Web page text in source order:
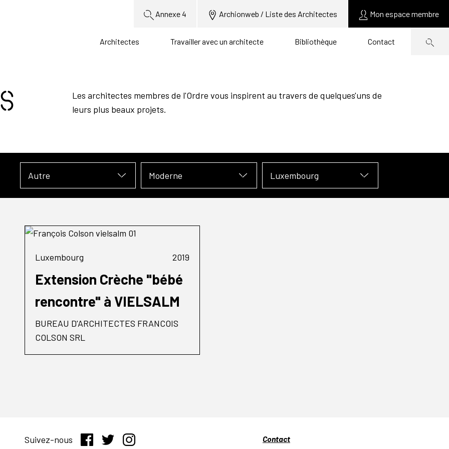
Annexe 4 Archionweb / Liste des Architectes Mon espace membre
Architectes Travailler avec un architecte Bibliothèque Contact
Les architectes membres de l'Ordre vous inspirent au travers de quelques'uns de
leurs plus beaux projets.
Autre Moderne Luxembourg
Luxembourg 2019
Extension Crèche "bébé
rencontre" à VIELSALM
BUREAU D'ARCHITECTES FRANCOIS
COLSON SRL
Suivez-nous
Contact